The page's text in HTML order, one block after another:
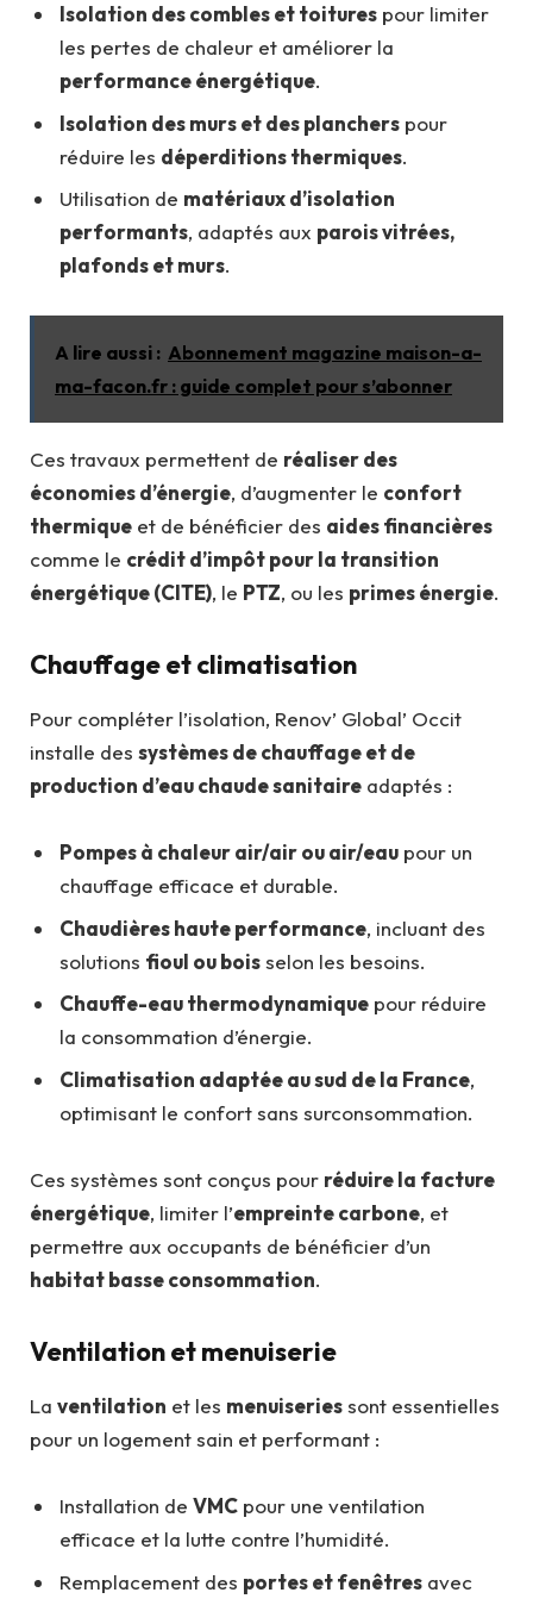
Isolation des combles et toitures pour limiter
les pertes de chaleur et améliorer la
performance énergétique.
Isolation des murs et des planchers pour
réduire les déperditions thermiques.
Utilisation de matériaux d’isolation
performants, adaptés aux parois vitrées,
plafonds et murs.
A lire aussi : Abonnement magazine maison-a-
ma-facon.fr : guide complet pour s’abonner
Ces travaux permettent de réaliser des
économies d’énergie, d’augmenter le confort
thermique et de bénéficier des aides financières
comme le crédit d’impôt pour la transition
énergétique (CITE), le PTZ, ou les primes énergie.
Chauffage et climatisation
Pour compléter l’isolation, Renov’ Global’ Occit
installe des systèmes de chauffage et de
production d’eau chaude sanitaire adaptés :
Pompes à chaleur air/air ou air/eau pour un
chauffage efficace et durable.
Chaudières haute performance, incluant des
solutions fioul ou boisselon les besoins.
Chauffe-eau thermodynamique pour réduire
la consommation d’énergie.
Climatisation adaptée au sud de la France,
optimisant le confort sans surconsommation.
Ces systèmes sont conçus pour réduire la facture
énergétique, limiter l’empreinte carbone, et
permettre aux occupants de bénéficier d’un
habitat basse consommation.
Ventilation et menuiserie
La ventilation et les menuiseriessont essentielles
pour un logement sain et performant :
Installation de VMC pour une ventilation
efficace et la lutte contre l’humidité.
Remplacement des portes et fenêtres avec